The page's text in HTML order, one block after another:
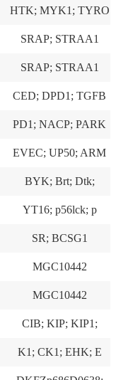
HTK; MYK1; TYRO
SRAP; STRAA1
SRAP; STRAA1
CED; DPD1; TGFB
PD1; NACP; PARK
EVEC; UP50; ARM
BYK; Brt; Dtk;
YT16; p56lck; p
SR; BCSG1
MGC10442
MGC10442
CIB; KIP; KIP1;
K1; CK1; EHK; E